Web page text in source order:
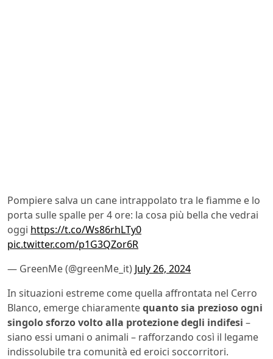
Pompiere salva un cane intrappolato tra le fiamme e lo
porta sulle spalle per 4 ore: la cosa più bella che vedrai
oggi https://t.co/Ws86rhLTy0
pic.twitter.com/p1G3QZor6R
— GreenMe (@greenMe_it) July 26, 2024
In situazioni estreme come quella affrontata nel Cerro
Blanco, emerge chiaramentequanto sia prezioso ogni
singolo sforzo volto alla protezione degli indifesi –
siano essi umani o animali – rafforzando così il legame
indissolubile tra comunità ed eroici soccorritori.